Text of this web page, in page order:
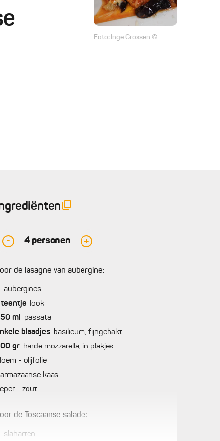
Foto: Inge Grossen ©
- 4 personen +
de lasagne van aubergine:
aubergines
teentje
look
ml
passata
blaadjes basilicum, fijngehakt
gr harde mozzarella, in plakjes
- olijfolie
kaas
- zout
de Toscaanse salade:
slaharten